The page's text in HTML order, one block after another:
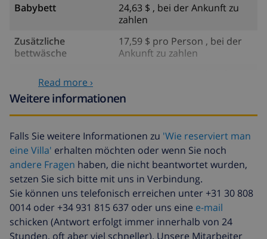
Babybett
24,63 $ , bei der Ankunft zu
zahlen
Zusätzliche
bettwäsche
17,59 $ pro Person , bei der
Ankunft zu zahlen
handtücher
Zusätzliche
reinigung
basiert auf den
Energieverbrauch
(52,77 $/HOUR)
Reiserücktrittsfonds:
4.80% der Gesamtsumme
Read more ›
Weitere informationen
Falls Sie weitere Informationen zu 'Wie reserviert man
eine Villa' erhalten möchten oder wenn Sie noch
andere Fragen haben, die nicht beantwortet wurden,
setzen Sie sich bitte mit uns in Verbindung.
Sie können uns telefonisch erreichen unter +31 30 808
0014 oder +34 931 815 637 oder uns eine e-mail
schicken (Antwort erfolgt immer innerhalb von 24
Stunden, oft aber viel schneller). Unsere Mitarbeiter